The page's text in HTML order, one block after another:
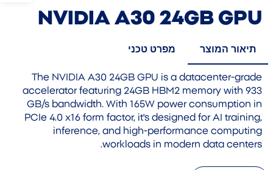
NVIDIA A30 24GB GPU
תיאור המוצר מפרט טכני
The NVIDIA A30 24GB GPU is a datacenter-grade
accelerator featuring 24GB HBM2 memory with 933
GB/s bandwidth. With 165W power consumption in
PCIe 4.0 x16 form factor, it's designed for AI training,
inference, and high-performance computing
workloads in modern data centers.